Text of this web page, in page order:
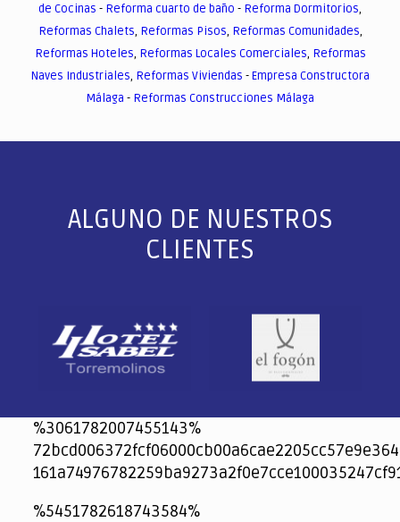
de Cocinas - Reforma cuarto de baño - Reforma Dormitorios,
Reformas Chalets, Reformas Pisos, Reformas Comunidades,
Reformas Hoteles, Reformas Locales Comerciales, Reformas
Naves Industriales, Reformas Viviendas -Empresa Constructora
Málaga - Reformas Construcciones Málaga
ALGUNO DE NUESTROS
CLIENTES
%3061782007455143%
jeetcity
1xbet
jeet city casino
%5451782618743584%